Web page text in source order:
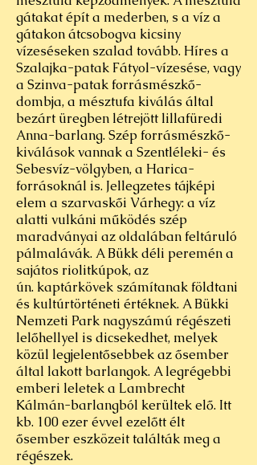
gátakat épít a mederben, s a víz a
gátakon átcsobogva kicsiny
vízeséseken szalad tovább. Híres a
Szalajka-patak Fátyol-vízesése, vagy
a Szinva-patak forrásmészkő-
dombja, a mésztufa kiválás által
bezárt üregben létrejött lillafüredi
Anna-barlang. Szép forrásmészkő-
kiválások vannak a Szentléleki- és
Sebesvíz-völgyben, a Harica-
forrásoknál is. Jellegzetes tájképi
elem a szarvaskői Várhegy: a víz
alatti vulkáni működés szép
maradványai az oldalában feltáruló
pálmalávák. A Bükk déli peremén a
sajátos riolitkúpok, az
ún. kaptárkövek számítanak földtani
és kultúrtörténeti értéknek. A Bükki
Nemzeti Park nagyszámú régészeti
lelőhellyel is dicsekedhet, melyek
közül legjelentősebbek az ősember
által lakott barlangok. A legrégebbi
emberi leletek a Lambrecht
Kálmán-barlangból kerültek elő. Itt
kb. 100 ezer évvel ezelőtt élt
ősember eszközeit találták meg a
régészek.